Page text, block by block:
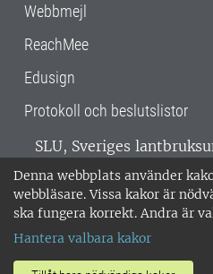
Denna webbplats använder
webbläsare. Vissa kakor är
ska fungera korrekt. Andra är
Hantera valbara kakor
Webbmejl
ReachMee
Edusign
Protokoll och beslutslistor
SLU, Sveriges
verksamhet över hela
Alnarp, Uppsala och
miljöcertifierat enligt ISO
018-67 10 00 • Org nr: